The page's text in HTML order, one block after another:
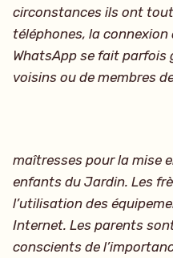
circonstances ils ont
téléphones, la
WhatsApp se fait parfois
voisins ou de membres
maîtresses pour la mise
enfants du Jardin. Les
l’utilisation des
Internet. Les parents
conscients de